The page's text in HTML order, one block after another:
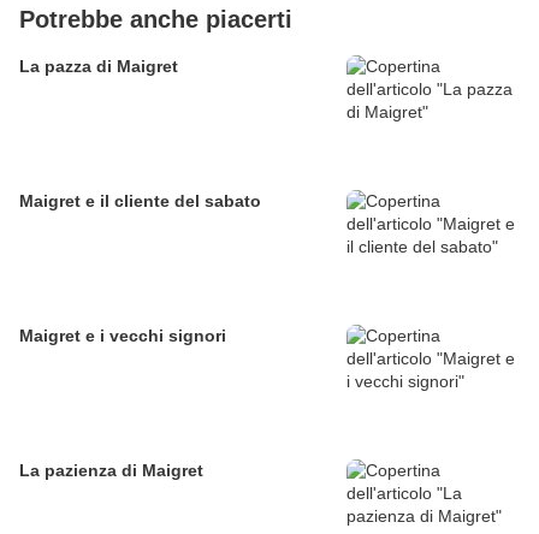
Potrebbe anche piacerti
La pazza di Maigret
Maigret e il cliente del sabato
Maigret e i vecchi signori
La pazienza di Maigret